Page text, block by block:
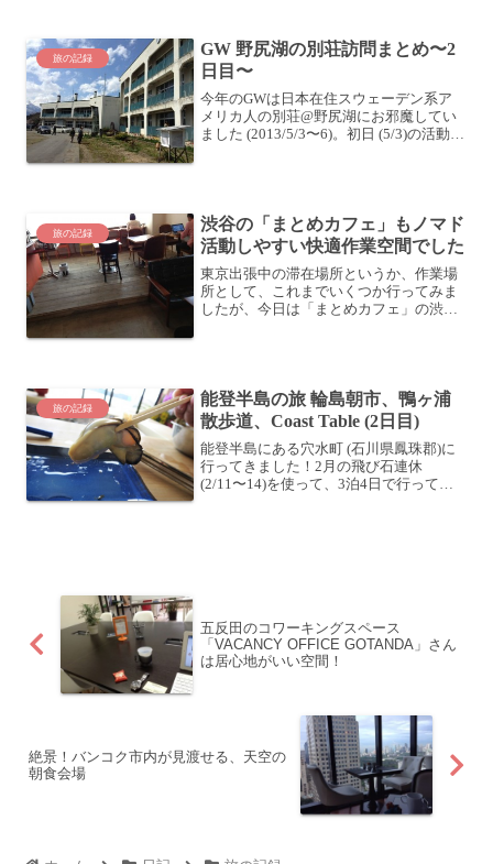
旅の記録
GW 野尻湖の別荘訪問まとめ〜2
日目〜
今年のGWは日本在住スウェーデン系ア
メリカ人の別荘@野尻湖にお邪魔してい
ました (2013/5/3〜6)。初日 (5/3)の活動に
旅の記録
渋谷の「まとめカフェ」もノマド
活動しやすい快適作業空間でした
東京出張中の滞在場所というか、作業場
所として、これまでいくつか行ってみま
したが、今日は「まとめカフェ」の渋谷
旅の記録
能登半島の旅 輪島朝市、鴨ヶ浦
散歩道、Coast Table (2日目)
能登半島にある穴水町 (石川県鳳珠郡)に
行ってきました！2月の飛び石連休
(2/11〜14)を使って、3泊4日で行ってき
五反田のコワーキングスペース
「VACANCY OFFICE GOTANDA」さん
は居心地がいい空間！
絶景！バンコク市内が見渡せる、天空の
朝食会場